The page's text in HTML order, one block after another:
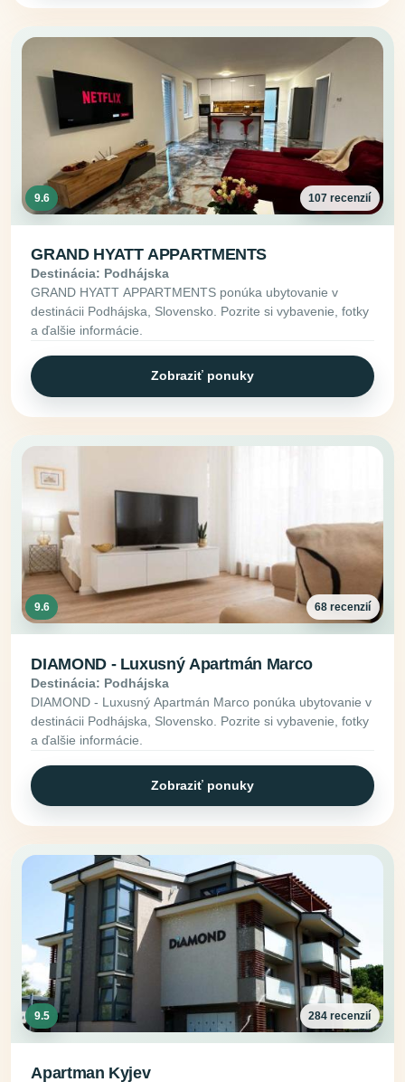
9.6 107 recenzií
GRAND HYATT APPARTMENTS
Destinácia: Podhájska
GRAND HYATT APPARTMENTS ponúka ubytovanie v
destinácii Podhájska, Slovensko. Pozrite si vybavenie, fotky
a ďalšie informácie.
Zobraziť ponuky
9.6 68 recenzií
DIAMOND - Luxusný Apartmán Marco
Destinácia: Podhájska
DIAMOND - Luxusný Apartmán Marco ponúka ubytovanie v
destinácii Podhájska, Slovensko. Pozrite si vybavenie, fotky
a ďalšie informácie.
Zobraziť ponuky
9.5 284 recenzií
Apartman Kyjev